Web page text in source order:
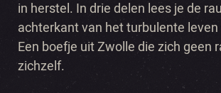
in herstel. In drie delen lees je de
achterkant van het turbulente leven
Een boefje uit Zwolle die zich geen
zichzelf.